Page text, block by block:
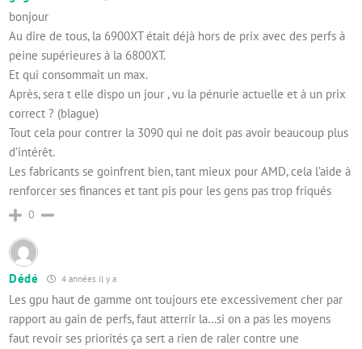
bonjour
Au dire de tous, la 6900XT était déjà hors de prix avec des perfs à
peine supérieures à la 6800XT.
Et qui consommait un max.
Après, sera t elle dispo un jour , vu la pénurie actuelle et à un prix
correct ? (blague)
Tout cela pour contrer la 3090 qui ne doit pas avoir beaucoup plus
d’intérêt.
Les fabricants se goinfrent bien, tant mieux pour AMD, cela l’aide à
renforcer ses finances et tant pis pour les gens pas trop friqués
0
Dédé 4 années il y a
Les gpu haut de gamme ont toujours ete excessivement cher par
rapport au gain de perfs, faut atterrir la…si on a pas les moyens
faut revoir ses priorités ça sert a rien de raler contre une